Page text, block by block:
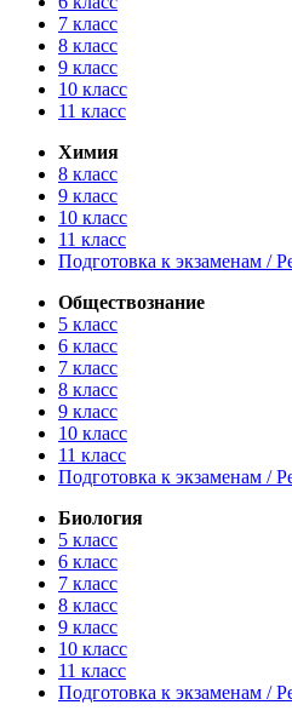
7 класс
8 класс
9 класс
10 класс
11 класс
Химия
8 класс
9 класс
10 класс
11 класс
Подготовка к экзаменам /
Обществознание
5 класс
6 класс
7 класс
8 класс
9 класс
10 класс
11 класс
Подготовка к экзаменам /
Биология
5 класс
6 класс
7 класс
8 класс
9 класс
10 класс
11 класс
Подготовка к экзаменам /